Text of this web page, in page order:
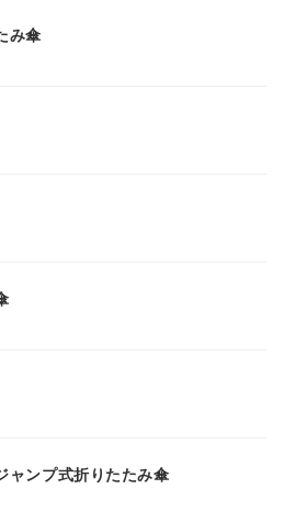
み傘
ャンプ式折りたたみ傘